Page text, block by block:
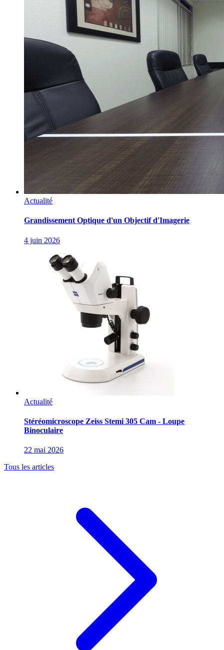
Actualité
Grandissement Optique d'un Objectif d'Imagerie
4 juin 2026
Actualité
Stéréomicroscope Zeiss Stemi 305 Cam - Loupe
Binoculaire
22 mai 2026
Tous les articles